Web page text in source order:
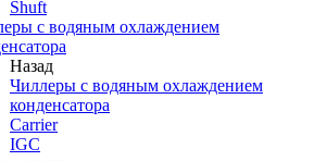
Shuft
с водяным охлаждением
Назад
Чиллеры с водяным охлаждением
конденсатора
Carrier
IGC